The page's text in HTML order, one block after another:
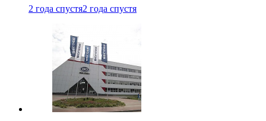
2 года спустя2 года спустя